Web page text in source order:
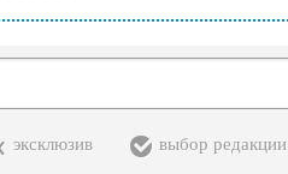
эксклюзив выбор редакции